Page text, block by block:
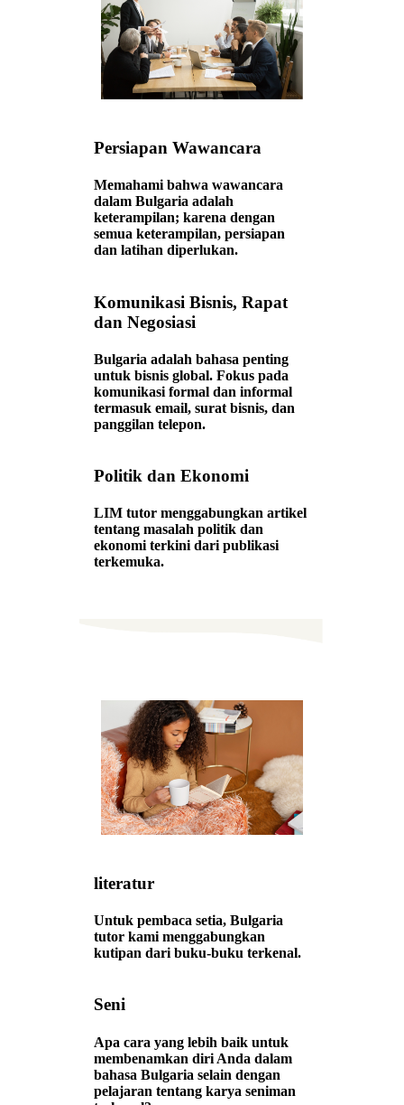
Persiapan Wawancara
Memahami bahwa wawancara
dalam Bulgaria adalah
keterampilan; karena dengan
semua keterampilan, persiapan
dan latihan diperlukan.
Komunikasi Bisnis, Rapat
dan Negosiasi
Bulgaria adalah bahasa penting
untuk bisnis global. Fokus pada
komunikasi formal dan informal
termasuk email, surat bisnis, dan
panggilan telepon.
Politik dan Ekonomi
LIM tutor menggabungkan artikel
tentang masalah politik dan
ekonomi terkini dari publikasi
terkemuka.
literatur
Untuk pembaca setia, Bulgaria
tutor kami menggabungkan
kutipan dari buku-buku terkenal.
Seni
Apa cara yang lebih baik untuk
membenamkan diri Anda dalam
bahasa Bulgaria selain dengan
pelajaran tentang karya seniman